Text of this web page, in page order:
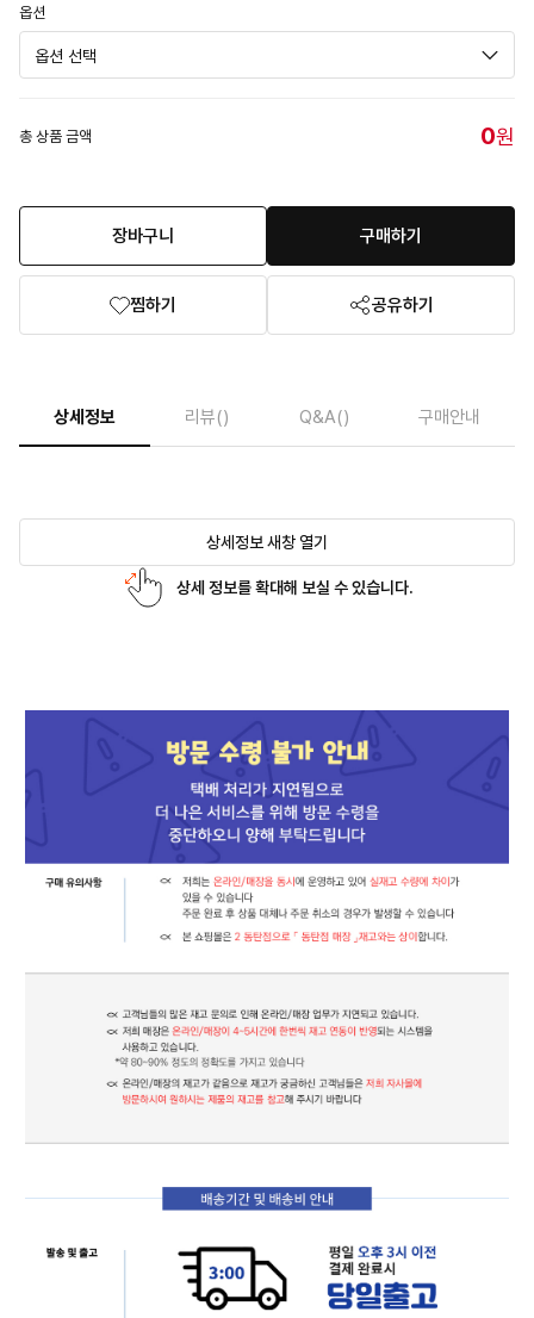
옵션
총 상품 금액 0원
장바구니 구매하기
찜하기 공유하기
상세정보 리뷰() Q&A() 구매안내
상세정보 새창 열기
상세 정보를 확대해 보실 수 있습니다.